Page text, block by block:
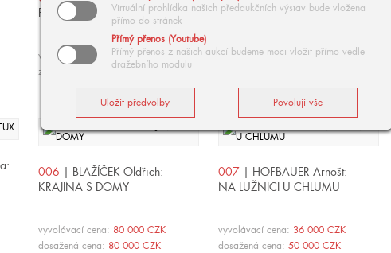
Virtuální prohlídka našich předaukčních výstav bude vložena
přímo do stránek
Přímý přenos (Youtube)
Přímý přenos z našich aukcí budeme moci vložit přímo vedle
dražebního modulu
PINIOVÝ HÁJ
vyvolávací cena:90 000 CZK
zpět
NUDVOJOVICE U TURNOVA
vyvolávací cena:900 000 CZK
006 | BLAŽÍČEK Oldřich:
KRAJINA S DOMY
vyvolávací cena: 80 000 CZK
dosažená cena: 80 000 CZK
007 | HOFBAUER Arnošt:
NA LUŽNICI U CHLUMU
vyvolávací cena: 36 000 CZK
dosažená cena: 50 000 CZK